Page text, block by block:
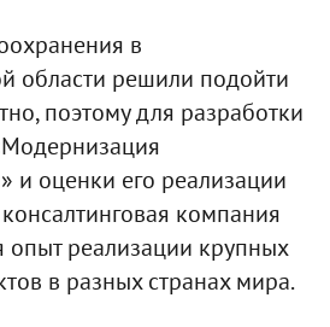
в
области решили подойти
поэтому для разработки
и оценки его реализации
компания
реализации крупных
в разных странах мира.